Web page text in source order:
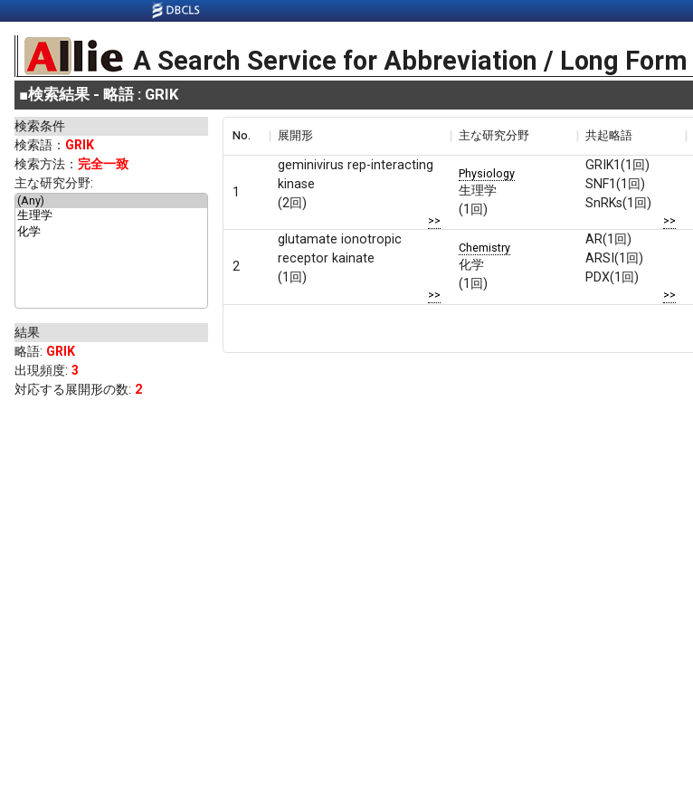
A Search Service for Abbreviation / Long Form
■検索結果 - 略語 : GRIK
検索条件
検索語： GRIK
検索方法： 完全一致
主な研究分野:
結果
略語: GRIK
出現頻度: 3
対応する展開形の数: 2
No. 展開形 主な研究分野 共起略語
1
geminivirus rep-interacting
kinase
(2回)
>>
Physiology
生理学
(1回)
GRIK1(1回)
SNF1(1回)
SnRKs(1回)
>>
2
glutamate ionotropic
receptor kainate
(1回)
>>
Chemistry
化学
(1回)
AR(1回)
ARSI(1回)
PDX(1回)
>>